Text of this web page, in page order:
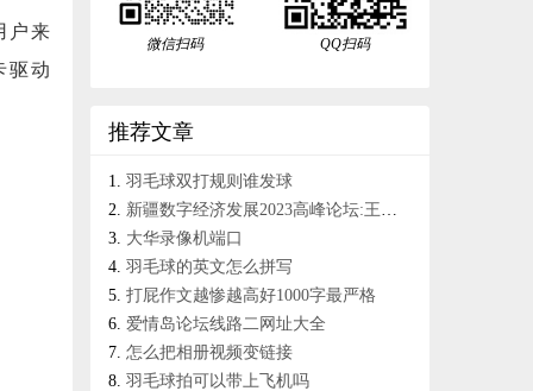
户来
驱动
微信扫码 QQ扫码
推荐文章
羽毛球双打规则谁发球
新疆数字经济发展2023高峰论坛:王江彬调离中国电信系统
大华录像机端口
羽毛球的英文怎么拼写
打屁作文越惨越高好1000字最严格
爱情岛论坛线路二网址大全
怎么把相册视频变链接
羽毛球拍可以带上飞机吗